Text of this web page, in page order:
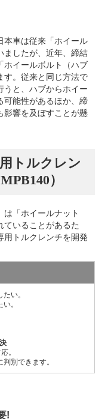
本車は従来「ホイール
ましたが、近年、締結
ホイールボルト（ハブ
す。従来と同じ方法で
うと、ハブからホイー
可能性があるほか、締
影響を及ぼすことが懸
トルクレン
）
「ホイールナット
ていることがあるた
用トルクレンチを開発
い。
。
。
別できます。
!